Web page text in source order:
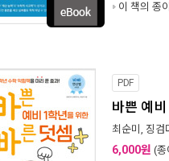
이 책의 종
PDF
바쁜 예
최순미 , 징검
6,000원 (종